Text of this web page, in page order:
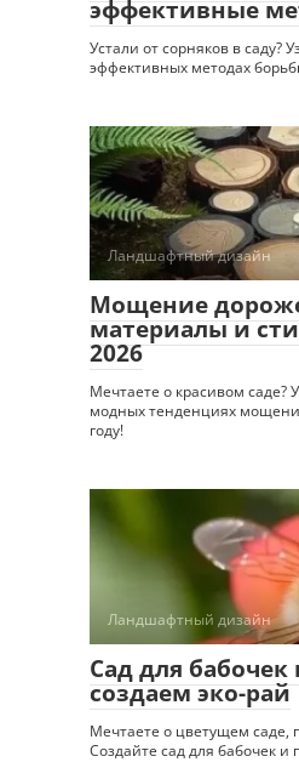
эффективные
Устали от сорняков в саду?
эффективных методах
Ландшафтный дизайн
Мощение
материалы и
2026
Мечтаете о красивом саде?
модных тенденциях
году!
Ландшафтный дизайн
Сад для бабочек
создаем эко-рай
Мечтаете о цветущем саде,
Создайте сад для бабочек и